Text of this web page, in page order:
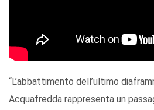
“L’abbattimento dell’ultimo
Acquafredda rappresenta un